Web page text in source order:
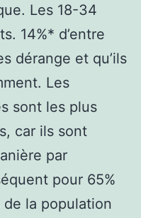
Les 18-34
14%* d’entre
dérange et qu’ils
Les
sont les plus
car ils sont
par
pour 65%
de la population